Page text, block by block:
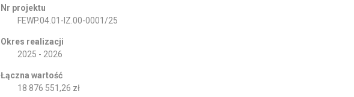
Nr projektu
FEWP.04.01-IZ.00-0001/25
Okres realizacji
2025 - 2026
Łączna wartość
18 876 551,26 zł